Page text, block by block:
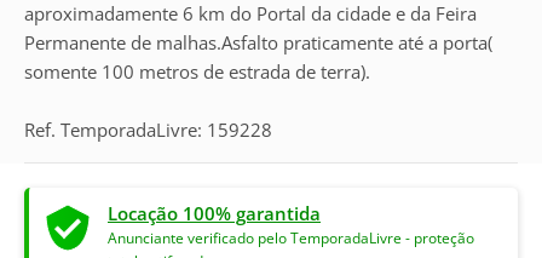
aproximadamente 6 km do Portal da cidade e da Feira
Permanente de malhas.Asfalto praticamente até a porta(
somente 100 metros de estrada de terra).
Ref. TemporadaLivre: 159228
Locação 100% garantida
Anunciante verificado pelo TemporadaLivre - proteção